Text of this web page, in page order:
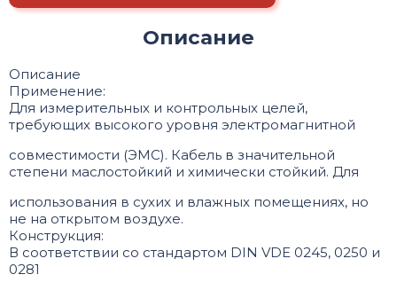
Описание
Описание
Применение:
Для измерительных и контрольных целей,
требующих высокого уровня электромагнитной
совместимости (ЭМС). Кабель в значительной
степени маслостойкий и химически стойкий. Для
использования в сухих и влажных помещениях, но
не на открытом воздухе.
Конструкция:
В соответствии со стандартом DIN VDE 0245, 0250 и
0281